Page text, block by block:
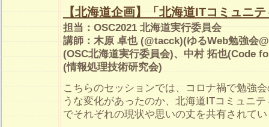
【北海道企画】「北海道ITコミュニ
担当：OSC2021 北海道実行委員会
講師：木原 卓也 (@tacck)(ゆるWeb勉強会
(OSC北海道実行委員会)、中村 拓也(Code
(情報処理技術研究会)
こちらのセッションでは、コロナ禍で勉強
うな変化があったのか、北海道ITコミュニ
でそれぞれの現状や思いの丈を共有されて